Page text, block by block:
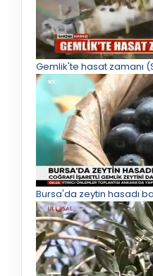
Gemlik'te hasat zamanı
Bursa'da zeytin hasadı